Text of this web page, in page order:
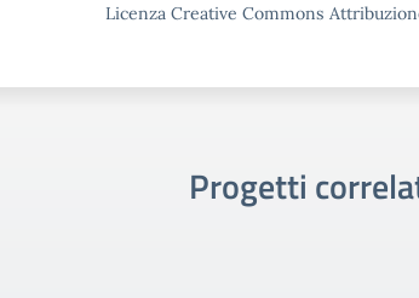
Licenza Creative Commons
Progetti